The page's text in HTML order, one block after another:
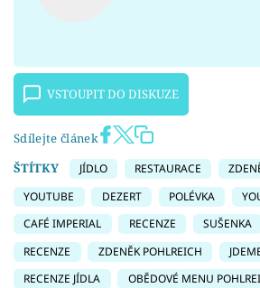
VSTOUPIT DO DISKUZE
Sdílejte článek
ŠTÍTKY
JÍDLO RESTAURACE
YOUTUBE
DEZERT POLÉVKA
CAFÉ IMPERIAL
RECENZE SUŠENKA
RECENZE
ZDENĚK POHLREICH
RECENZE JÍDLA
OBĚDOVÉ MENU